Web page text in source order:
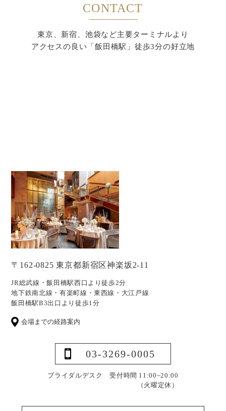
CONTACT
東京、新宿、池袋など主要ターミナルより
アクセスの良い「飯田橋駅」徒歩3分の好立地
〒162-0825 東京都新宿区神楽坂2-11
JR総武線・飯田橋駅西口より徒歩2分
地下鉄南北線・有楽町線・東西線・大江戸線
飯田橋駅B3出口より徒歩1分
会場までの経路案内
03-3269-0005
ブライダルデスク 受付時間 11:00~20:00
（火曜定休）